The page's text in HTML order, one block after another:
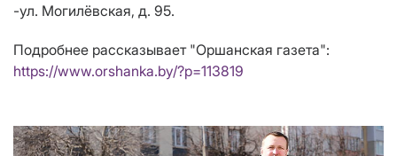
-ул. Могилёвская, д. 95.
Подробнее рассказывает "Оршанская газета":
https://www.orshanka.by/?p=113819